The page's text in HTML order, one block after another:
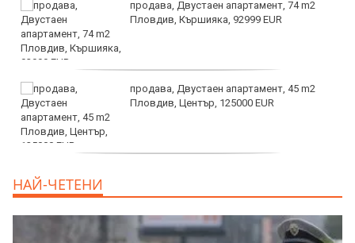
продава, Двустаен апартамент, 74 m2
Пловдив, Кършияка, 92999 EUR
продава, Двустаен апартамент, 45 m2
Пловдив, Център, 125000 EUR
НАЙ-ЧЕТЕНИ